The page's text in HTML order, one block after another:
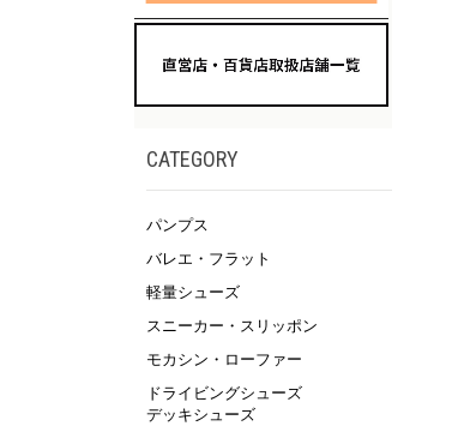
CATEGORY
パンプス
バレエ・フラット
軽量シューズ
スニーカー・スリッポン
モカシン・ローファー
ドライビングシューズ
デッキシューズ